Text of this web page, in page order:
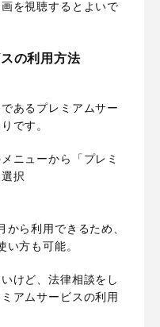
を視聴するとよいで
の利用方法
あるプレミアムサー
です。
ニューから「プレミ
択
から利用できるため、
い方も可能。
けど、法律相談をし
アムサービスの利用